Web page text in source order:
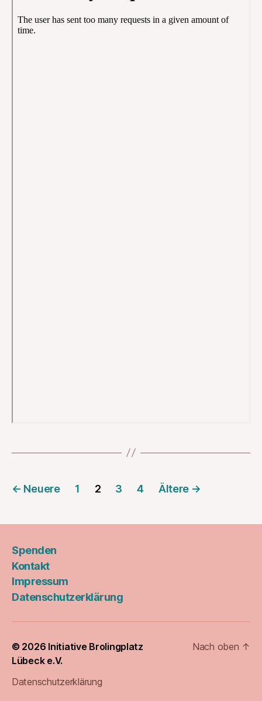
Seitennummerierung
Beiträge
← Neuere 1 2 3 4 Ältere →
Spenden
Kontakt
Impressum
Datenschutzerklärung
© 2026 Initiative Brolingplatz
Lübeck e.V.
Datenschutzerklärung
Nach oben ↑